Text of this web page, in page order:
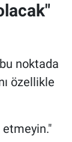
noktada
özellikle